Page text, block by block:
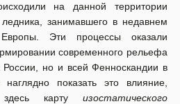
на данной территории
занимавшего в недавнем
Эти процессы оказали
современного рельефа
России, но и всей Фенноскандии в
показать это влияние,
здесь карту изостатического